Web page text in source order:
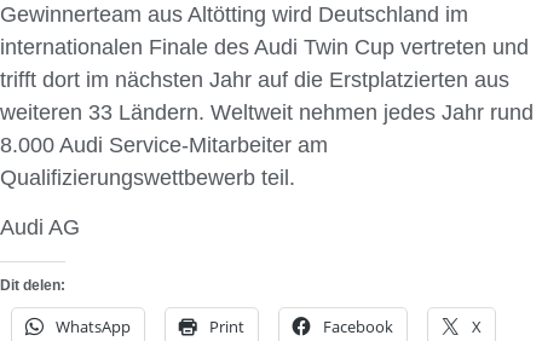
Gewinnerteam aus Altötting wird Deutschland im
internationalen Finale des Audi Twin Cup vertreten und
trifft dort im nächsten Jahr auf die Erstplatzierten aus
weiteren 33 Ländern. Weltweit nehmen jedes Jahr rund
8.000 Audi Service-Mitarbeiter am
Qualifizierungswettbewerb teil.
Audi AG
Dit delen:
WhatsApp Print Facebook X